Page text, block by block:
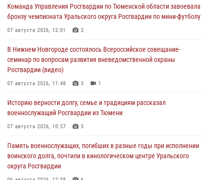
Команда Управления Росгвардии по Тюменской области завоевала
бронзу чемпионата Уральского округа Росгвардии по мини-футболу
07 августа 2026, 12:01 2
В Нижнем Новгороде состоялось Всероссийское совещание-
семинар по вопросам развития вневедомственной охраны
Росгвардии (видео)
07 августа 2026, 11:48 3 1
Историю верности долгу, семье и традициям рассказал
военнослужащий Росгвардии из Тюмени
07 августа 2026, 10:57 5
Память военнослужащих, погибших в разные годы при исполнении
воинского долга, почтили в кинологическом центре Уральского
округа Росгвардии